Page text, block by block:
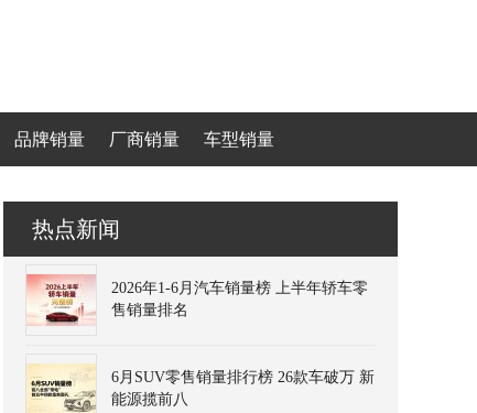
品牌销量 厂商销量 车型销量
热点新闻
2026年1-6月汽车销量榜 上半年轿车零
售销量排名
6月SUV零售销量排行榜 26款车破万 新
能源揽前八